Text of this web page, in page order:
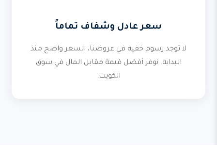
سعر عادل وشفاف تماماً
لا توجد رسوم خفية في عروضنا، السعر واضح منذ
البداية. نوفر أفضل قيمة مقابل المال في سوق
الكويت.